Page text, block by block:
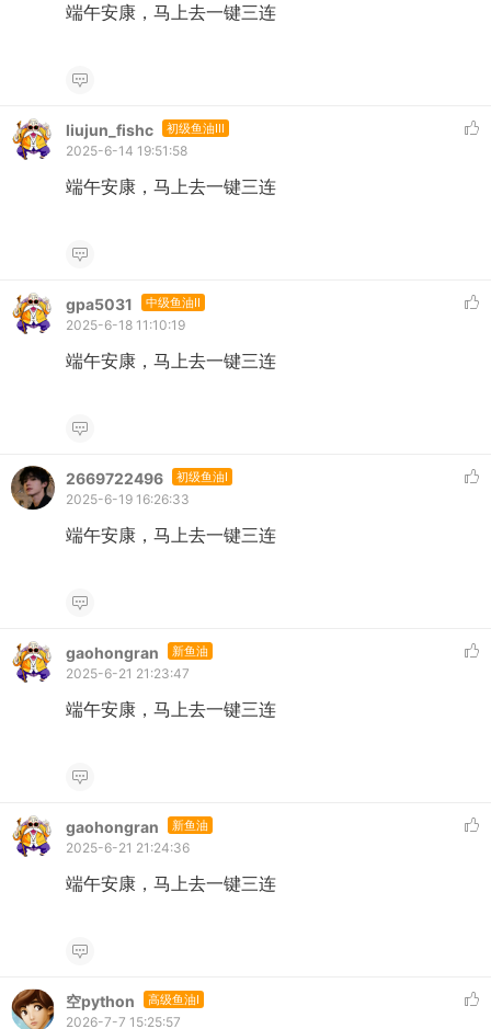
端午安康，马上去一键三连
liujun_fishc 初级鱼油III
2025-6-14 19:51:58
端午安康，马上去一键三连
gpa5031 中级鱼油II
2025-6-18 11:10:19
端午安康，马上去一键三连
2669722496 初级鱼油I
2025-6-19 16:26:33
端午安康，马上去一键三连
gaohongran 新鱼油
2025-6-21 21:23:47
端午安康，马上去一键三连
gaohongran 新鱼油
2025-6-21 21:24:36
端午安康，马上去一键三连
空python 高级鱼油I
2026-7-7 15:25:57